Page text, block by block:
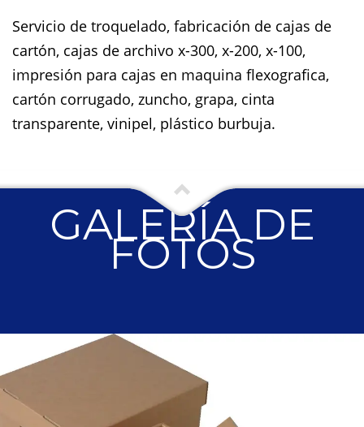
Servicio de troquelado, fabricación de cajas de
cartón, cajas de archivo x-300, x-200, x-100,
impresión para cajas en maquina flexografica,
cartón corrugado, zuncho, grapa, cinta
transparente, vinipel, plástico burbuja.
GALERÍA DE
FOTOS